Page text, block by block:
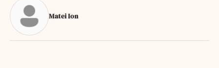
Matei Ion